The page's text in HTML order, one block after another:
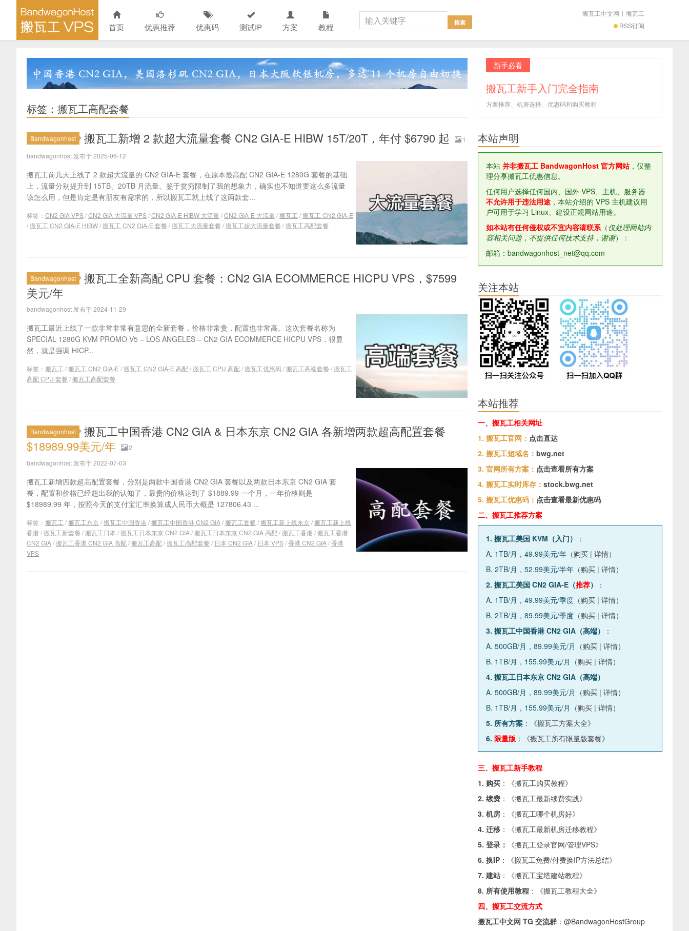
首页 优惠推荐 优惠码 测试IP 方案 教程 RSS订阅
搬瓦工中文网 | 搬瓦工
标签：搬瓦工高配套餐
Bandwagonhost 搬瓦工新增 2 款超大流量套餐 CN2 GIA-E HIBW 15T/20T，年付 $6790 起
1
bandwagonhost 发布于 2025-06-12
搬瓦工前几天上线了 2 款超大流量的 CN2 GIA-E 套餐，在原本最高配 CN2 GIA-E 1280G 套餐的基础
上，流量分别提升到 15TB、20TB 月流量。鉴于贫穷限制了我的想象力，确实也不知道要这么多流量
该怎么用，但是肯定是有朋友有需求的，所以搬瓦工就上线了这两款套...
标签： CN2 GIA VPS/CN2 GIA 大流量 VPS/CN2 GIA-E HIBW 大流量/CN2 GIA-E 大流量/搬瓦工 /搬瓦工 CN2 GIA-E
/搬瓦工 CN2 GIA-E HIBW/搬瓦工 CN2 GIA-E 套餐 /搬瓦工大流量套餐 /搬瓦工超大流量套餐 /搬瓦工高配套餐
Bandwagonhost
搬瓦工全新高配 CPU 套餐：CN2 GIA ECOMMERCE HICPU VPS，$7599
美元/年
bandwagonhost 发布于 2024-11-29
搬瓦工最近上线了一款非常非常有意思的全新套餐，价格非常贵，配置也非常高。这次套餐名称为
SPECIAL 1280G KVM PROMO V5 – LOS ANGELES – CN2 GIA ECOMMERCE HICPU VPS，很显
然，就是强调 HICP...
标签： 搬瓦工 /搬瓦工 CN2 GIA-E /搬瓦工 CN2 GIA-E 高配/搬瓦工 CPU 高配/搬瓦工优惠码/搬瓦工高端套餐 /搬瓦工
高配 CPU 套餐 /搬瓦工高配套餐
Bandwagonhost
搬瓦工中国香港 CN2 GIA & 日本东京 CN2 GIA 各新增两款超高配置套餐
$18989.99美元/年
2
bandwagonhost 发布于 2022-07-03
搬瓦工新增四款超高配置套餐，分别是两款中国香港 CN2 GIA 套餐以及两款日本东京 CN2 GIA 套
餐，配置和价格已经超出我的认知了，最贵的价格达到了 $1889.99 一个月，一年价格则是
$18989.99 年，按照今天的支付宝汇率换算成人民币大概是 127806.43 ...
标签： 搬瓦工 /搬瓦工东京/搬瓦工中国香港 /搬瓦工中国香港 CN2 GIA/搬瓦工套餐 /搬瓦工新上线东京/搬瓦工新上线
香港 /搬瓦工新套餐 /搬瓦工日本 /搬瓦工日本东京 CN2 GIA/搬瓦工日本东京 CN2 GIA 高配/搬瓦工香港 /搬瓦工香港
CN2 GIA/搬瓦工香港 CN2 GIA 高配/搬瓦工高配/搬瓦工高配套餐 / 日本 CN2 GIA/ 日本 VPS/香港 CN2 GIA/香港
VPS
新手必看
搬瓦工新手入门完全指南
方案推荐、机房选择、优惠码和购买教程
本站声明
本站 并非搬瓦工 BandwagonHost 官方网站，仅整
理分享搬瓦工优惠信息。
任何用户选择任何国内、国外 VPS、主机、服务器
不允许用于违法用途 ，本站介绍的 VPS 主机建议用
户可用于学习 Linux、建设正规网站用途。
如本站有任何侵权或不宜内容请联系（仅处理网站内
容相关问题，不提供任何技术支持，谢谢）：
邮箱：bandwagonhost_net@qq.com
关注本站
本站推荐
一、搬瓦工相关网址
1. 搬瓦工官网： 点击直达
2. 搬瓦工短域名： bwg.net
3. 官网所有方案： 点击查看所有方案
4. 搬瓦工实时库存： stock.bwg.net
5. 搬瓦工优惠码： 点击查看最新优惠码
二、搬瓦工推荐方案
1. 搬瓦工美国 KVM（入门）
：
A. 1TB/月，49.99美元/年（购买 | 详情）
B. 2TB/月，52.99美元/半年（购买 | 详情）
2. 搬瓦工美国 CN2 GIA-E（推荐）
：
A. 1TB/月，49.99美元/季度（购买 | 详情）
B. 2TB/月，89.99美元/季度（购买 | 详情）
3. 搬瓦工中国香港 CN2 GIA（高端）
：
A. 500GB/月，89.99美元/月（购买 | 详情）
B. 1TB/月，155.99美元/月（购买 | 详情）
4. 搬瓦工日本东京 CN2 GIA（高端）
A. 500GB/月，89.99美元/月（购买 | 详情）
B. 1TB/月，155.99美元/月（购买 | 详情）
5. 所有方案 ：《搬瓦工方案大全》
6. 限量版 ：《搬瓦工所有限量版套餐》
三、搬瓦工新手教程
1. 购买 ：《搬瓦工购买教程》
2. 续费 ：《搬瓦工最新续费实践》
3. 机房 ：《搬瓦工哪个机房好》
4. 迁移 ：《搬瓦工最新机房迁移教程》
5. 登录：
《搬瓦工登录官网/管理VPS》
6. 换IP ：《搬瓦工免费/付费换IP方法总结》
7. 建站 ：《搬瓦工宝塔建站教程》
8. 所有使用教程 ：《搬瓦工教程大全》
四、搬瓦工交流方式
搬瓦工中文网 TG 交流群 ： @BandwagonHostGroup